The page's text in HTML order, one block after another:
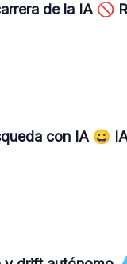
de la IA 🚫
con IA 😀